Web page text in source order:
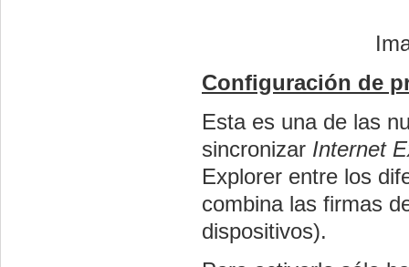
Configuración de
Esta es una de las
sincronizar Internet
Explorer entre los
combina las firmas
dispositivos).